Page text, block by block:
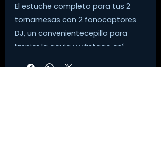
El estuche completo para tus 2
tornamesas con 2 fonocaptores
DJ, un convenientecepillo para
limpiar la aguja y vástago así